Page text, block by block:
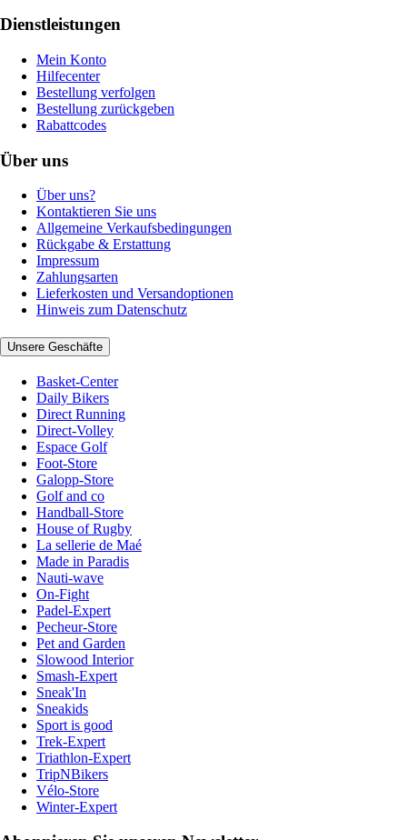
Dienstleistungen
Mein Konto
Hilfecenter
Bestellung verfolgen
Bestellung zurückgeben
Rabattcodes
Über uns
Über uns?
Kontaktieren Sie uns
Allgemeine Verkaufsbedingungen
Rückgabe & Erstattung
Impressum
Zahlungsarten
Lieferkosten und Versandoptionen
Hinweis zum Datenschutz
Unsere Geschäfte
Basket-Center
Daily Bikers
Direct Running
Direct-Volley
Espace Golf
Foot-Store
Galopp-Store
Golf and co
Handball-Store
House of Rugby
La sellerie de Maé
Made in Paradis
Nauti-wave
On-Fight
Padel-Expert
Pecheur-Store
Pet and Garden
Slowood Interior
Smash-Expert
Sneak'In
Sneakids
Sport is good
Trek-Expert
Triathlon-Expert
TripNBikers
Vélo-Store
Winter-Expert